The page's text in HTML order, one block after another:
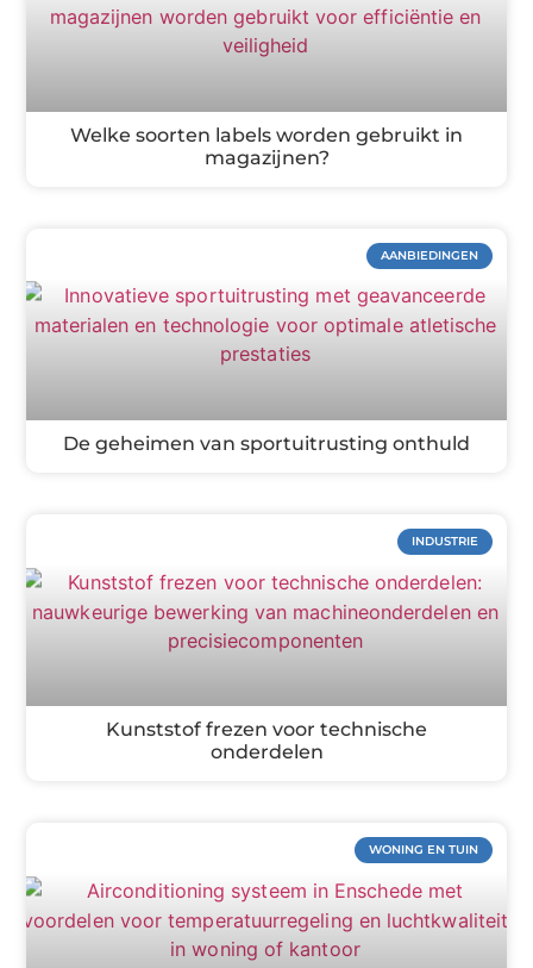
Welke soorten labels worden gebruikt in
magazijnen?
AANBIEDINGEN
De geheimen van sportuitrusting onthuld
INDUSTRIE
Kunststof frezen voor technische
onderdelen
WONING EN TUIN